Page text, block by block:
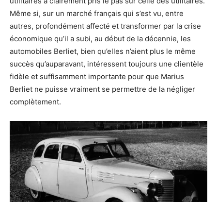
Même si, sur un marché français qui s’est vu, entre
autres, profondément affecté et transformer par la crise
économique qu’il a subi, au début de la décennie, les
automobiles Berliet, bien qu’elles n’aient plus le même
succès qu’auparavant, intéressent toujours une clientèle
fidèle et suffisamment importante pour que Marius
Berliet ne puisse vraiment se permettre de la négliger
complètement.